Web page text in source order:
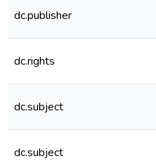
dc.publisher
dc.rights
dc.subject
dc.subject